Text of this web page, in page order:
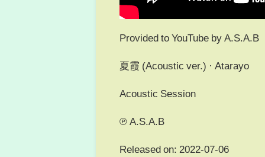
Provided to YouTube by A.S.A.B
夏霞 (Acoustic ver.) · Atarayo
Acoustic Session
℗ A.S.A.B
Released on: 2022-07-06